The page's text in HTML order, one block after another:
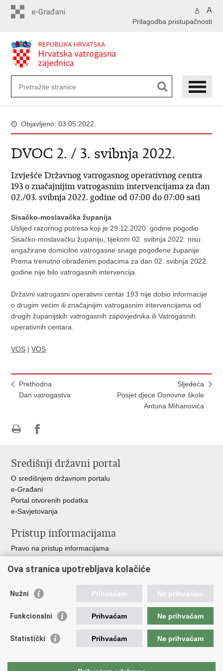
A A
Prilagodba pristupačnosti
Objavljeno: 03.05.2022.
DVOC 2. / 3. svibnja 2022.
Izvješće Državnog vatrogasnog operativnog centra
193 o značajnijim vatrogasnim intervencijama za dan
02./03. svibnja 2022. godine od 07:00 do 07:00 sati
Sisačko-moslavačka županija
Uslijed razornog potresa koji je 29.12.2020. godine pogodio
Sisačko-moslavačku županiju, tijekom 02. svibnja 2022. nisu
angažirane domicilne vatrogasne snage pogođene županije.
Prema trenutno obrađenim podacima za dan 02. svibnja 2022.
godine nije bilo vatrogasnih intervencija.
Državni vatrogasni operativni centar 193 nije dobio informacije
o drugim većim ili značajnijim vatrogasnim intervencijama od
drugih županijskih vatrogasnih zapovjednika ili Vatrogasnih
operativnih centara.
VOS |VOS
Prethodna
Dan vatrogastva
Sljedeća
Posjet djece Osnovne škole
Antuna Mihanovića
Facebooku
Središnji državni portal
O središnjem državnom portalu
e-Građani
Portal otvorenih podatka
e-Savjetovanja
Pristup informacijama
Pravo na pristup informacijama
Pozivi za žurnu pomoć
Važne poveznice
Vlada RH
Muzej hrvatskog vatrogastva
The Federation of EUropean Fire Officers FEU
Ova stranica upotrebljava kolačiće
Nužni Prihvaćam Ne prihvaćam
Funkcionalni Prihvaćam Ne prihvaćam
Statistički Prihvaćam Ne prihvaćam